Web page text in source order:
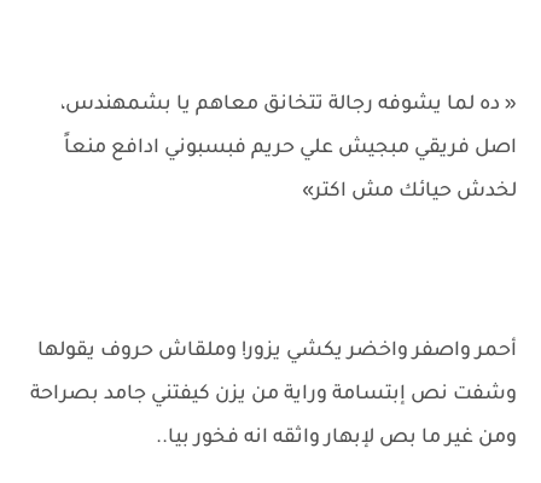
« ده لما يشوفه رجالة تتخانق معاهم يا بشمهندس،
اصل فريقي مبجيش علي حريم فبسبوني ادافع منعاً
لخدش حيائك مش اكتر»
أحمر واصفر واخضر يكشي يزور! وملقاش حروف يقولها
وشفت نص إبتسامة وراية من يزن كيفتني جامد بصراحة
ومن غير ما بص لإبهار واثقه انه فخور بيا..